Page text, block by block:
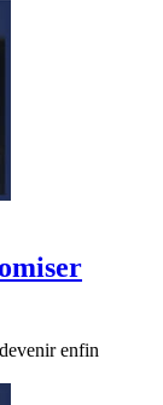
enfin